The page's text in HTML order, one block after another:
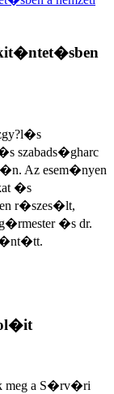
szabads�gharc
Az esem�nyen
�s
r�szes�lt,
�s dr.
meg a S�rv�ri